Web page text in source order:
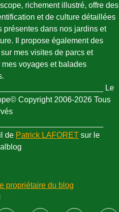
richement illustré, offre des
et de culture détaillées
présentes dans nos jardins et
Il propose également des
mes visites de parcs et
mes voyages et balades
Le
Copyright 2006-2026 Tous
de Patrick LAFORET sur le
propriétaire du blog